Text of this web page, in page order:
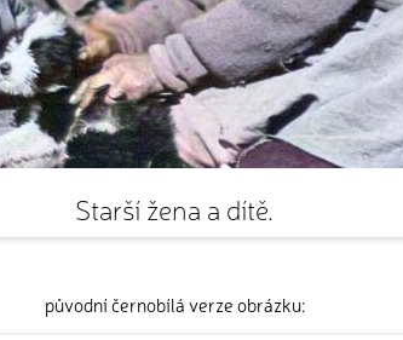
Starší žena a dítě.
původní černobílá verze obrázku: